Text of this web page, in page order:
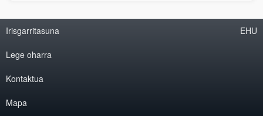
Irisgarritasuna
Lege oharra
Kontaktua
Mapa
EHU